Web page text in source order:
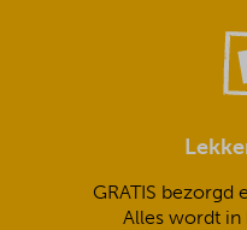
GRATIS bezorgd
Alles wordt in